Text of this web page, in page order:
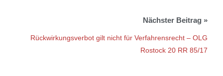
Rückwirkungsverbot gilt nicht für Verfahrensrecht – OLG
Rostock 20 RR 85/17